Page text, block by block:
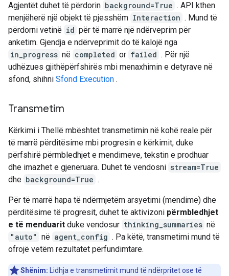
Agjentët duhet të përdorin background=True . API kthen
menjëherë një objekt të pjesshëm Interaction . Mund të
përdorni vetinë id për të marrë një ndërveprim për
anketim. Gjendja e ndërveprimit do të kalojë nga
in_progress në completed or failed . Për një
udhëzues gjithëpërfshirës mbi menaxhimin e detyrave në
sfond, shihni Sfond Execution .
Transmetim
Kërkimi i Thellë mbështet transmetimin në kohë reale për
të marrë përditësime mbi progresin e kërkimit, duke
përfshirë përmbledhjet e mendimeve, tekstin e prodhuar
dhe imazhet e gjeneruara. Duhet të vendosni stream=True
dhe background=True .
Për të marrë hapa të ndërmjetëm arsyetimi (mendime) dhe
përditësime të progresit, duhet të aktivizoni përmbledhjet
e të menduarit duke vendosur thinking_summaries në
"auto" në agent_config . Pa këtë, transmetimi mund të
ofrojë vetëm rezultatet përfundimtare.
Shënim:
Lidhja e transmetimit mund të ndërpritet ose të